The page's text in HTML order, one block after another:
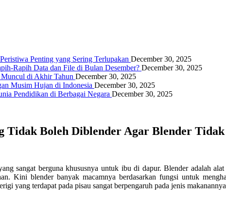
Penting yang Sering Terlupakan December 30, 2025
Rapih Data dan File di Bulan Desember? December 30, 2025
di Akhir Tahun December 30, 2025
Musim Hujan di Indonesia December 30, 2025
Pendidikan di Berbagai Negara December 30, 2025
Tidak Boleh Diblender Agar Blender
sangat berguna khususnya untuk ibu di dapur. Blender adalah
Kini blender banyak macamnya berdasarkan fungsi untuk
yang terdapat pada pisau sangat berpengaruh pada jenis